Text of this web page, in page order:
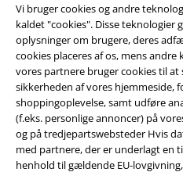
Vi bruger cookies og andre
kaldet "cookies". Disse teknologier
oplysninger om brugere, deres
cookies placeres af os, mens
vores partnere bruger cookies til at
sikkerheden af ​​vores hjemmeside,
shoppingoplevelse, samt udføre
(f.eks. personlige annoncer) på
og på tredjepartswebsteder Hvis
med partnere, der er underlagt en
henhold til gældende EU-